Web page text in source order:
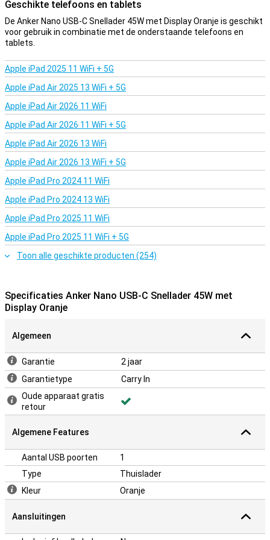
Geschikte telefoons en tablets
De Anker Nano USB-C Snellader 45W met Display Oranje is geschikt
voor gebruik in combinatie met de onderstaande telefoons en
tablets.
Apple iPad 2025 11 WiFi + 5G
Apple iPad Air 2025 13 WiFi + 5G
Apple iPad Air 2026 11 WiFi
Apple iPad Air 2026 11 WiFi + 5G
Apple iPad Air 2026 13 WiFi
Apple iPad Air 2026 13 WiFi + 5G
Apple iPad Pro 2024 11 WiFi
Apple iPad Pro 2024 13 WiFi
Apple iPad Pro 2025 11 WiFi
Apple iPad Pro 2025 11 WiFi + 5G
Toon alle geschikte producten (254)
Specificaties Anker Nano USB-C Snellader 45W met
Display Oranje
Algemeen
Garantie
2 jaar
Garantietype
Carry In
Oude apparaat gratis
retour
Algemene Features
Aantal USB poorten
1
Type
Thuislader
Kleur
Oranje
Aansluitingen